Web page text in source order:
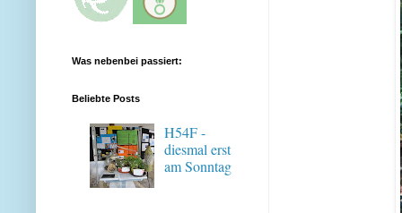
Was nebenbei passiert:
Beliebte Posts
H54F -
diesmal erst
am Sonntag